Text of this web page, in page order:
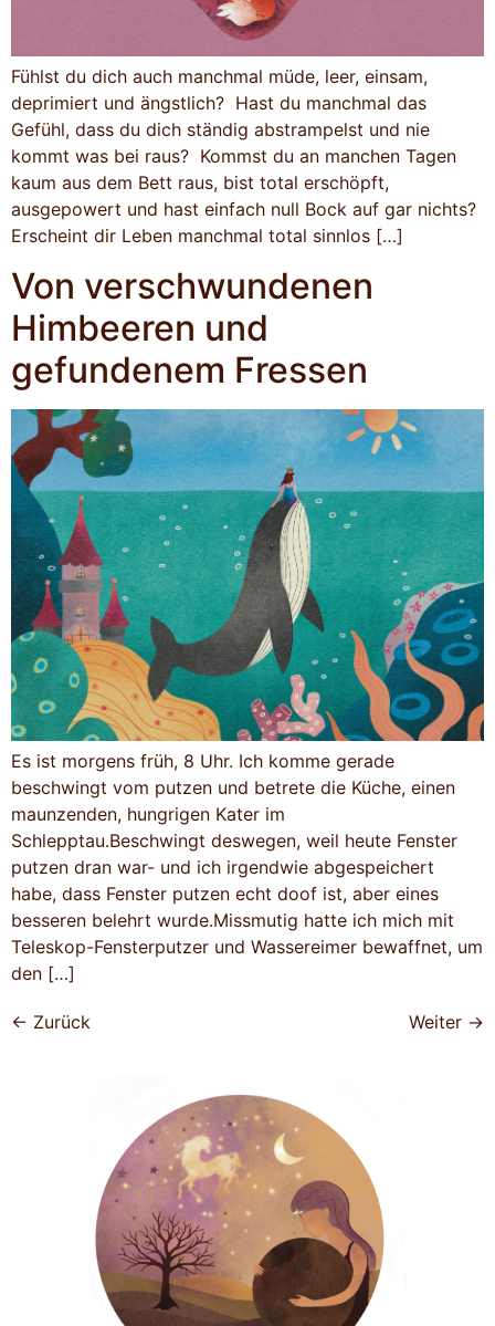
Fühlst du dich auch manchmal müde, leer, einsam,
deprimiert und ängstlich? Hast du manchmal das
Gefühl, dass du dich ständig abstrampelst und nie
kommt was bei raus? Kommst du an manchen Tagen
kaum aus dem Bett raus, bist total erschöpft,
ausgepowert und hast einfach null Bock auf gar nichts?
Erscheint dir Leben manchmal total sinnlos […]
Von verschwundenen
Himbeeren und
gefundenem Fressen
Es ist morgens früh, 8 Uhr. Ich komme gerade
beschwingt vom putzen und betrete die Küche, einen
maunzenden, hungrigen Kater im
Schlepptau.Beschwingt deswegen, weil heute Fenster
putzen dran war- und ich irgendwie abgespeichert
habe, dass Fenster putzen echt doof ist, aber eines
besseren belehrt wurde.Missmutig hatte ich mich mit
Teleskop-Fensterputzer und Wassereimer bewaffnet, um
den […]
← Zurück Weiter →